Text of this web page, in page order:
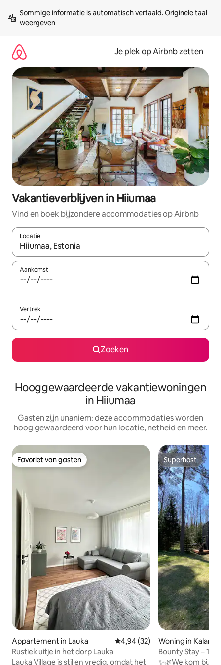
direct
naar
Sommige informatie is automatisch vertaald. Originele taal
weergeven
Je plek op Airbnb zetten
Vakantieverblijven in Hiiumaa
Vind en boek bijzondere accommodaties op Airbnb
Locatie
Wanneer er resultaten beschikbaar zijn, maak je een keuze
Aankomst
Vertrek
Zoeken
Hooggewaardeerde vakantiewoningen
in Hiiumaa
Gasten zijn unaniem: deze accommodaties worden
hoog gewaardeerd voor hun locatie, netheid en meer.
Favoriet van gasten
Favoriet van gasten
Appartement in Lauka Gemiddelde beoordeling van
4,94 (32)
Rustiek uitje in het dorp Lauka
Lauka Village is stil en vredig, omdat het
Superhost
Superhost
Woning in Kalana
Bounty Stay – 15
Kalana ÄÄR en
✨🌿Welkom bij